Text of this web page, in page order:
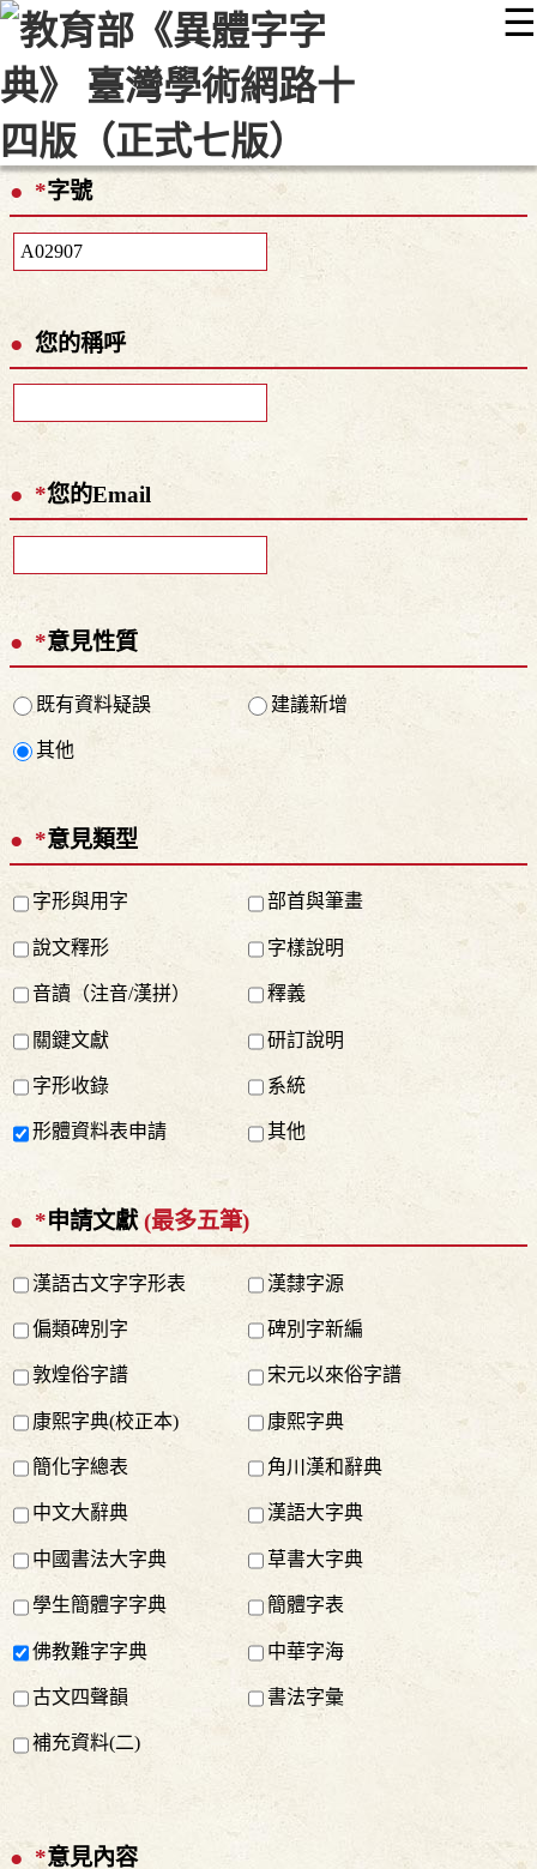
☰
::: 最新消息 常見問題 編輯說明
顯示模式
網站導覽
*字號
您的稱呼
*您的Email
*意見性質
既有資料疑誤 建議新增
其他
*意見類型
字形與用字 部首與筆畫
說文釋形 字樣說明
音讀（注音/漢拼） 釋義
關鍵文獻 研訂說明
字形收錄 系統
形體資料表申請 其他
*申請文獻 (最多五筆)
漢語古文字字形表 漢隸字源
偏類碑別字 碑別字新編
敦煌俗字譜 宋元以來俗字譜
康熙字典(校正本) 康熙字典
簡化字總表 角川漢和辭典
中文大辭典 漢語大字典
中國書法大字典 草書大字典
學生簡體字字典 簡體字表
佛教難字字典 中華字海
古文四聲韻 書法字彙
補充資料(二)
*意見內容